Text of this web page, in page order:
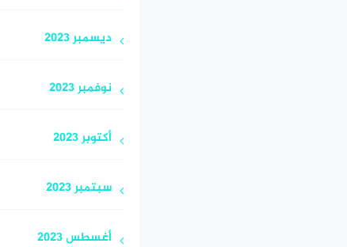
ديسمبر 2023
نوفمبر 2023
أكتوبر 2023
سبتمبر 2023
أغسطس 2023